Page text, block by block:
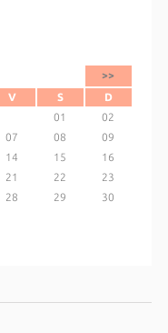
>>
V S
D
01
02
07 08
09
14 15
16
21 22
23
28 29
30